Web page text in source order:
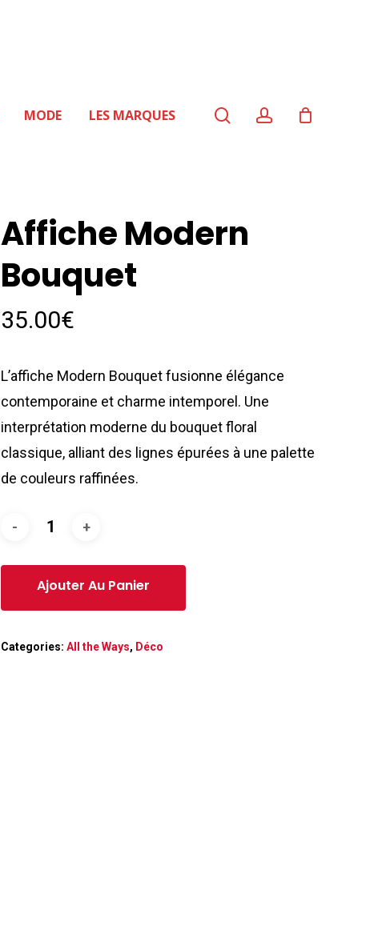
MODE LES MARQUES searchaccount
Affiche Modern
Bouquet
35.00€
L’affiche Modern Bouquet fusionne élégance
contemporaine et charme intemporel. Une
interprétation moderne du bouquet floral
classique, alliant des lignes épurées à une palette
de couleurs raffinées.
Categories:All the Ways, Déco